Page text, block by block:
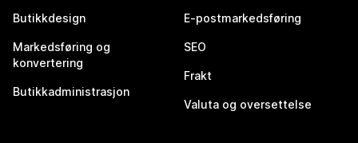
Butikkdesign
Markedsføring og
konvertering
Butikkadministrasjon
E-postmarkedsføring
SEO
Frakt
Valuta og oversettelse